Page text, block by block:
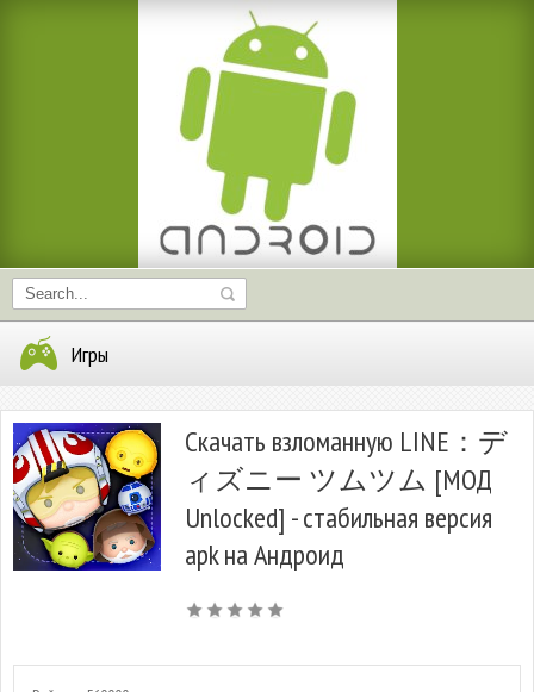
Игры
Скачать взломанную LINE：デ
ィズニー ツムツム [МОД
Unlocked] - стабильная версия
apk на Андроид